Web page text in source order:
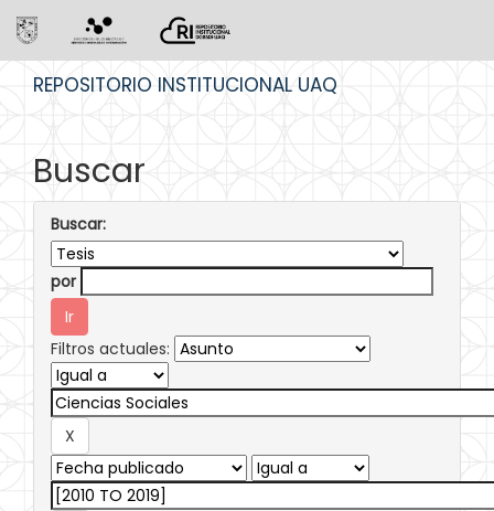
REPOSITORIO INSTITUCIONAL UAQ
Buscar
Buscar:
por
Filtros actuales: